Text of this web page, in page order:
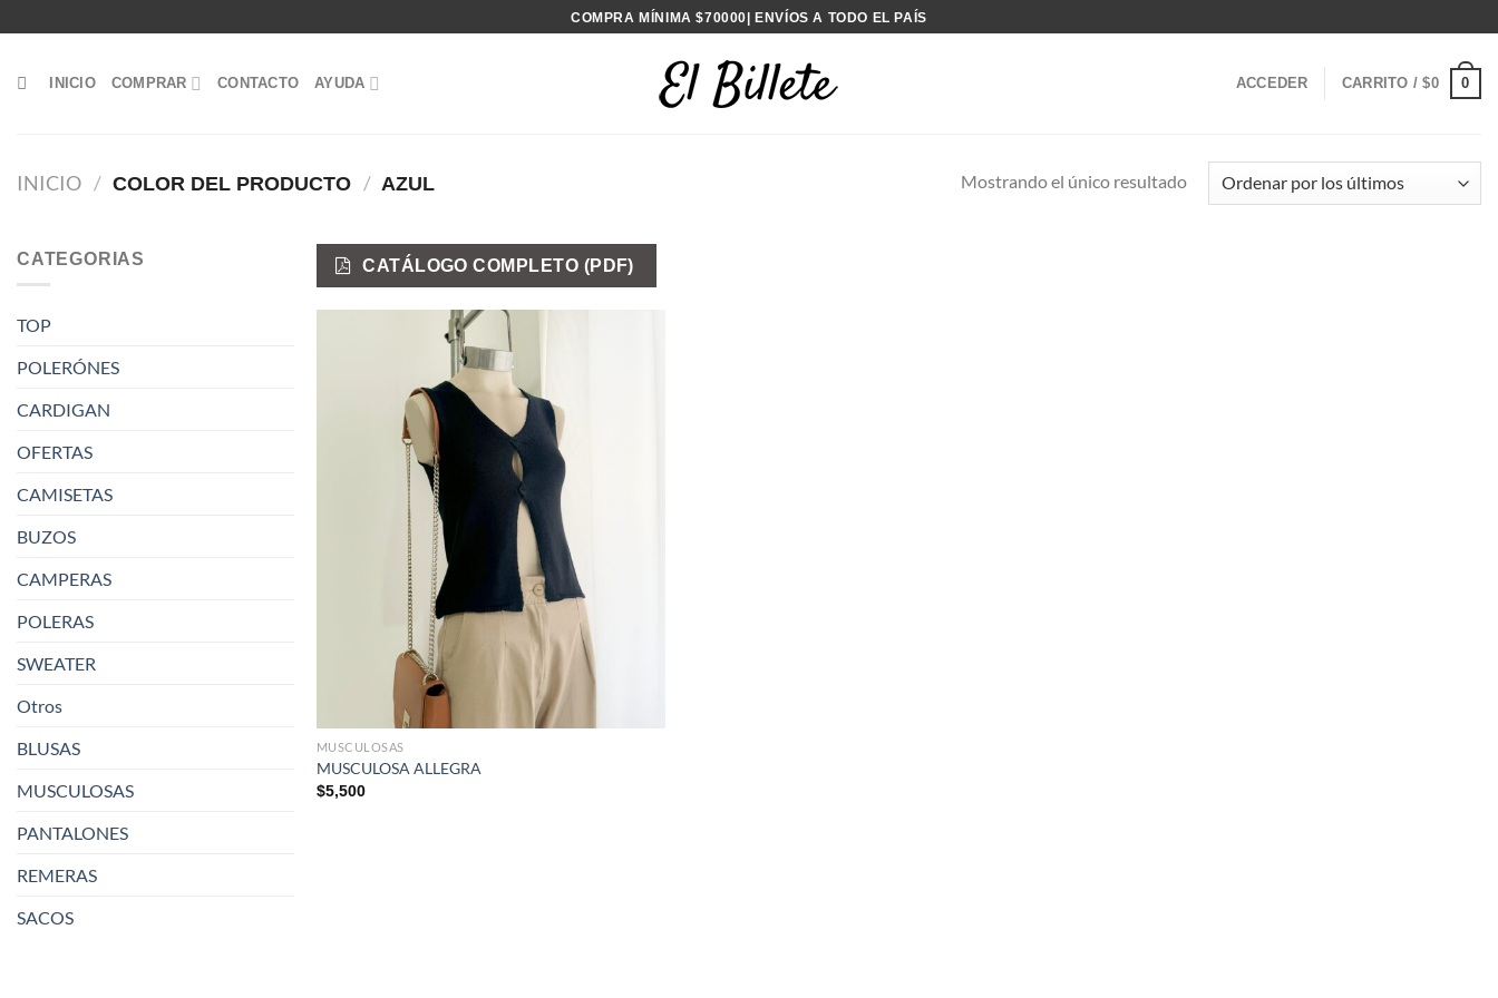
al
COMPRA MÍNIMA $70000| ENVÍOS A TODO EL PAÍS
INICIO COMPRAR CONTACTO AYUDA ACCEDER CARRITO /$0 0
INICIO / COLOR DEL PRODUCTO / AZUL Mostrando el único resultado
CATEGORIAS
TOP
POLERÓNES
CARDIGAN
OFERTAS
CAMISETAS
BUZOS
CAMPERAS
POLERAS
SWEATER
Otros
BLUSAS
MUSCULOSAS
PANTALONES
REMERAS
SACOS
CATÁLOGO COMPLETO (PDF)
MUSCULOSAS
MUSCULOSA ALLEGRA
$5,500